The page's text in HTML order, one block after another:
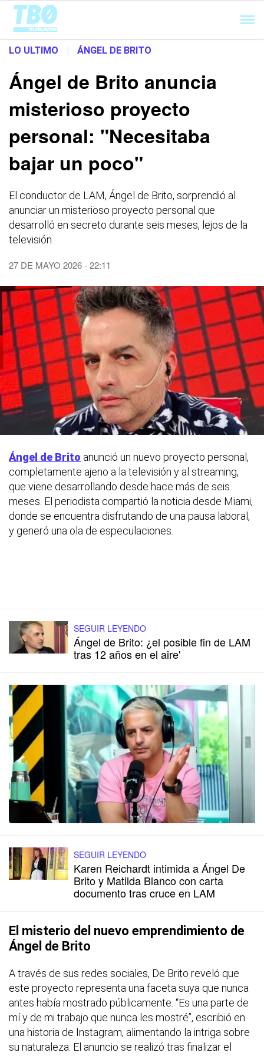
Cargando...
LO ULTIMO | ÁNGEL DE BRITO
Ángel de Brito anuncia
misterioso proyecto
personal: "Necesitaba
bajar un poco"
El conductor de LAM, Ángel de Brito, sorprendió al
anunciar un misterioso proyecto personal que
desarrolló en secreto durante seis meses, lejos de la
televisión.
27 DE MAYO 2026 - 22:11
Ángel de Brito anunció un nuevo proyecto personal,
completamente ajeno a la televisión y al streaming,
que viene desarrollando desde hace más de seis
meses. El periodista compartió la noticia desde Miami,
donde se encuentra disfrutando de una pausa laboral,
y generó una ola de especulaciones.
SEGUIR LEYENDO
Ángel de Brito: ¿el posible fin de LAM
tras 12 años en el aire'
SEGUIR LEYENDO
Karen Reichardt intimida a Ángel De
Brito y Matilda Blanco con carta
documento tras cruce en LAM
El misterio del nuevo emprendimiento de
Ángel de Brito
A través de sus redes sociales, De Brito reveló que
este proyecto representa una faceta suya que nunca
antes había mostrado públicamente. “Es una parte de
mí y de mi trabajo que nunca les mostré”, escribió en
una historia de Instagram, alimentando la intriga sobre
su naturaleza. El anuncio se realizó tras finalizar el